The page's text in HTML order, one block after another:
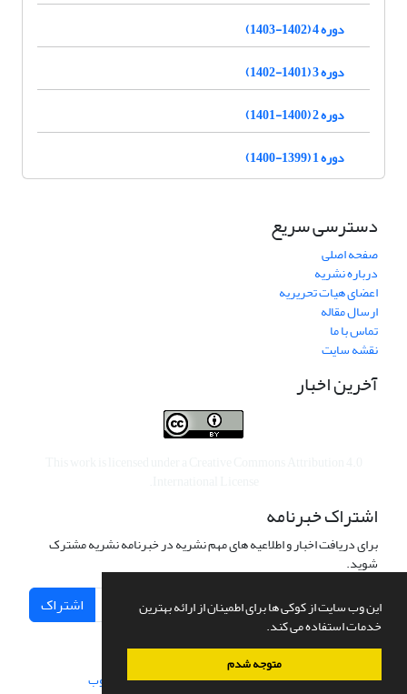
این وب سایت از کوکی ها برای اطمینان از ارائه بهترین
خدمات استفاده می کند.
متوجه شدم
دوره 4 (1402-1403)
دوره 3 (1401-1402)
دوره 2 (1400-1401)
دوره 1 (1399-1400)
دسترسی سریع
صفحه اصلی
درباره نشریه
اعضای هیات تحریریه
ارسال مقاله
تماس با ما
نقشه سایت
آخرین اخبار
اشتراک خبرنامه
برای دریافت اخبار و اطلاعیه های مهم نشریه در خبرنامه نشریه مشترک
شوید.
اشتراک
سامانه مدیریت نشریات علمی.طراحی و پیاده سازی از سیناوب